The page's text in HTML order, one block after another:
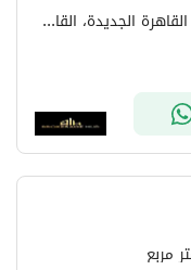
فيلدج جاردن قطامية، التجمع الخامس، القاهرة الجديدة، القاهرة